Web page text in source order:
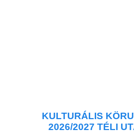
KULTURÁLIS
2026/2027 TÉLI